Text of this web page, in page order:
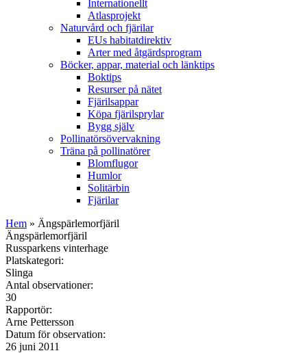
Internationellt
Atlasprojekt
Naturvård och fjärilar
EUs habitatdirektiv
Arter med åtgärdsprogram
Böcker, appar, material och länktips
Boktips
Resurser på nätet
Fjärilsappar
Köpa fjärilsprylar
Bygg själv
Pollinatörsövervakning
Träna på pollinatörer
Blomflugor
Humlor
Solitärbin
Fjärilar
Hem » Ängspärlemorfjäril
Ängspärlemorfjäril
Russparkens vinterhage
Platskategori:
Slinga
Antal observationer:
30
Rapportör:
Arne Pettersson
Datum för observation:
26 juni 2011